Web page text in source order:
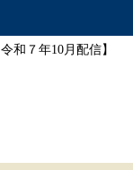
和７年10月配信】